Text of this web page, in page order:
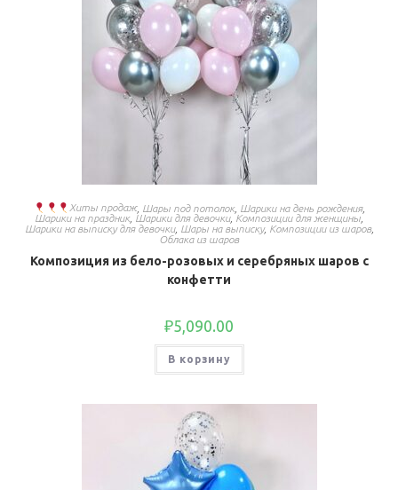
Хиты продаж, Шары под потолок, Шарики на день рождения,
Шарики на праздник, Шарики для девочки, Композиции для женщины
Шарики на выписку для девочки, Шары на выписку, Композиции из шаров,
Облака из шаров
Композиция из бело-розовых и серебряных шаров с
конфетти
₽5,090.00
В корзину